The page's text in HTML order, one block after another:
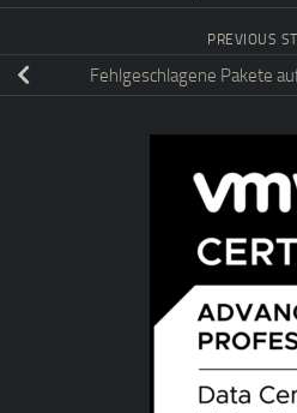
PREVIOUS
Fehlgeschlagene Pakete